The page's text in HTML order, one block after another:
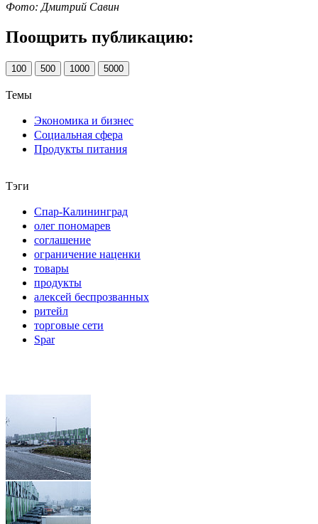
Фото: Дмитрий Савин
Поощрить публикацию:
100 500 1000 5000
Темы
Экономика и бизнес
Социальная сфера
Продукты питания
Тэги
Спар-Калининград
олег пономарев
соглашение
ограничение наценки
товары
продукты
алексей беспрозванных
ритейл
торговые сети
Spar